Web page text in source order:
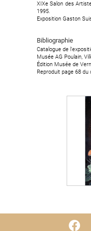
XIXe Salon des
1995.
Exposition Gaston
Bibliographie
Catalogue de
Musée AG Poulain,
Édition Musée de
Reproduit page 68 du
XIXe Salon des
1995.
Exposition Gaston
Bibliographie
Catalogue de
Musée AG Poulain,
Édition Musée de
Reproduit page 68 du